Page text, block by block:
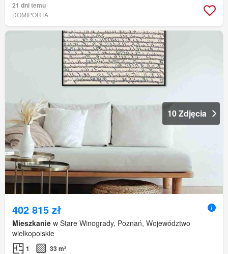
21 dni temu
DOMIPORTA
10 Zdjęcia
402 815 zł
Mieszkanie w Stare Winogrady, Poznań, Województwo
wielkopolskie
1 33 m²